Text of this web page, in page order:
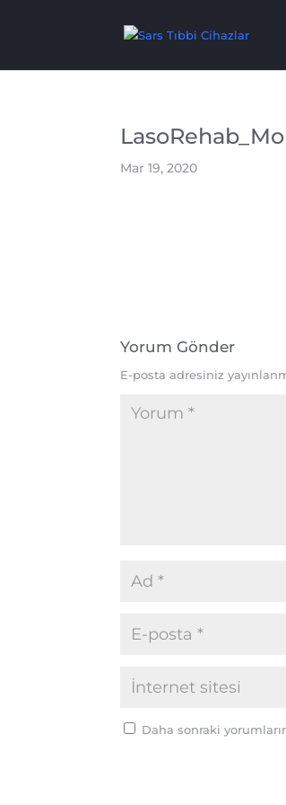
Mar 19, 2020
Yorum Gönder
E-posta adresiniz
Daha sonraki